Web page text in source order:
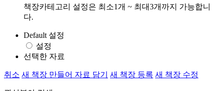
책장카테고리 설정은 최소1개 ~ 최대3개까지 가능합니
다.
Default 설정
설정
선택한 자료
취소 새 책장 만들어 자료 담기 새 책장 등록 새 책장 수정